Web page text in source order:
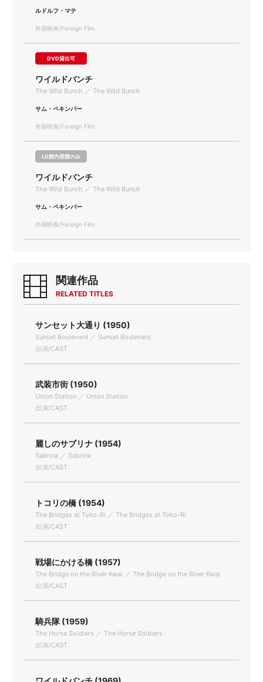
ルドルフ・マテ
外国映画/Foreign Film
DVD貸出可
ワイルドバンチ
The Wild Bunch ／ The Wild Bunch
サム・ペキンパー
外国映画/Foreign Film
LD館内視聴のみ
ワイルドバンチ
The Wild Bunch ／ The Wild Bunch
サム・ペキンパー
外国映画/Foreign Film
関連作品
RELATED TITLES
サンセット大通り (1950)
Sunset Boulevard ／ Sunset Boulevard
出演/CAST
武装市街 (1950)
Union Station ／ Union Station
出演/CAST
麗しのサブリナ (1954)
Sabrina ／ Sabrina
出演/CAST
トコリの橋 (1954)
The Bridges at Toko-Ri ／ The Bridges at Toko-Ri
出演/CAST
戦場にかける橋 (1957)
The Bridge on the River Kwai ／ The Bridge on the River Kwai
出演/CAST
騎兵隊 (1959)
The Horse Soldiers ／ The Horse Soldiers
出演/CAST